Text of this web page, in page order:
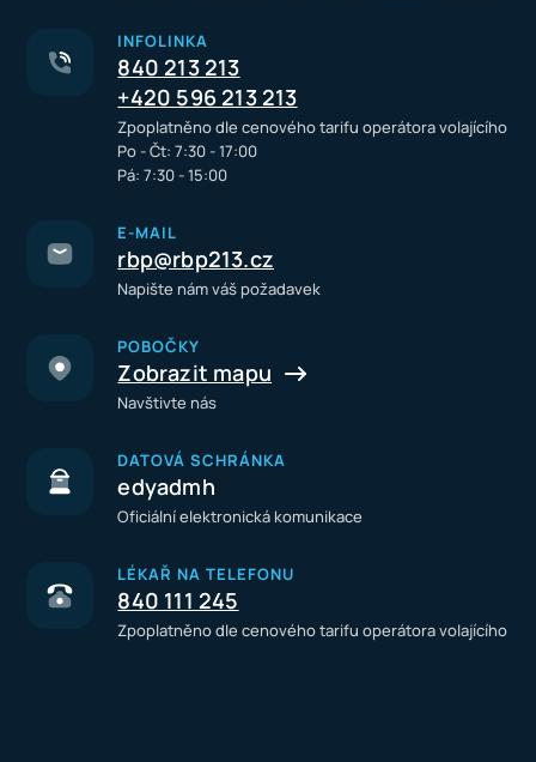
INFOLINKA
840 213 213
+420 596 213 213
Zpoplatněno dle cenového tarifu operátora volajícího
Po - Čt: 7:30 - 17:00
Pá: 7:30 - 15:00
E-MAIL
rbp@rbp213.cz
Napište nám váš požadavek
POBOČKY
Zobrazit mapu
Navštivte nás
DATOVÁ SCHRÁNKA
edyadmh
Oficiální elektronická komunikace
LÉKAŘ NA TELEFONU
840 111 245
Zpoplatněno dle cenového tarifu operátora volajícího